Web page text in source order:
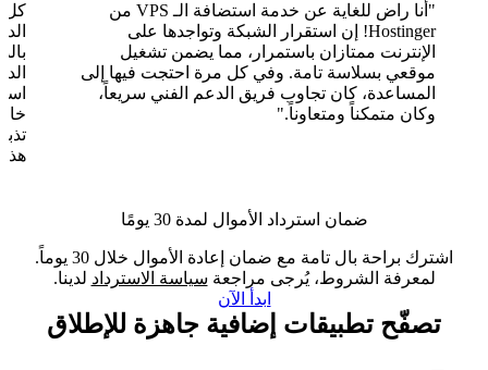
"أنا راض للغاية عن خدمة استضافة الـ VPS من
Hostinger! إن استقرار الشبكة وتواجدها على
الإنترنت ممتازان باستمرار، مما يضمن تشغيل
موقعي بسلاسة تامة. وفي كل مرة احتجت فيها إلى
المساعدة، كان تجاوب فريق الدعم الفني سريعاً،
وكان متمكناً ومتعاوناً."
هذا
ضمان استرداد الأموال لمدة 30 يومًا
اشترك براحة بال تامة مع ضمان إعادة الأموال خلال 30 يوماً.
لمعرفة الشروط، يُرجى مراجعة سياسة الاسترداد لدينا.
ابدأ الآن
تصفّح تطبيقات إضافية جاهزة للإطلاق